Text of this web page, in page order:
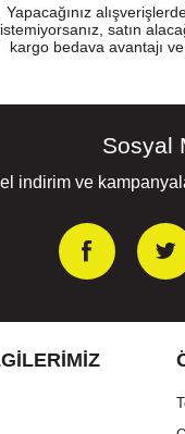
Yapacağınız
istemiyorsanız, satın
kargo bedava avantajı
Sosyal
indirim ve